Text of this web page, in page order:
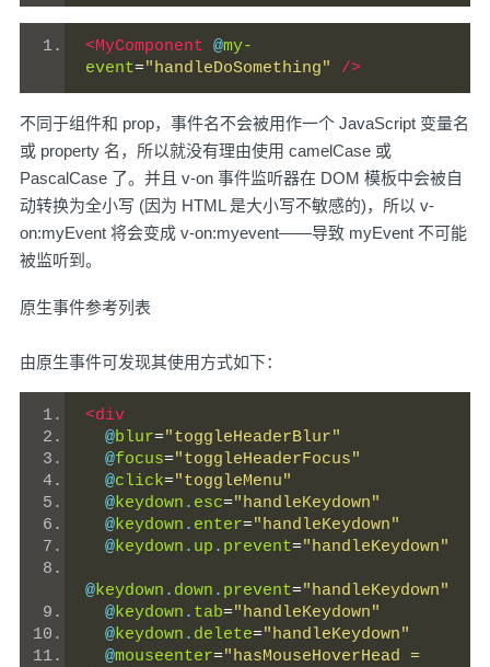
<MyComponent @my-
event="handleDoSomething" />
不同于组件和 prop，事件名不会被用作一个 JavaScript 变量名
或 property 名，所以就没有理由使用 camelCase 或
PascalCase 了。并且 v-on 事件监听器在 DOM 模板中会被自
动转换为全小写 (因为 HTML 是大小写不敏感的)，所以 v-
on:myEvent 将会变成 v-on:myevent——导致 myEvent 不可能
被监听到。
原生事件参考列表
由原生事件可发现其使用方式如下：
<div
  @
blur="toggleHeaderBlur"
  @
focus="toggleHeaderFocus"
  @
click="toggleMenu"
  @
keydown . esc="handleKeydown"
  @
keydown . enter="handleKeydown"
  @
keydown . up . prevent="handleKeydown"
@keydown . down . prevent="handleKeydown"
  @
keydown . tab="handleKeydown"
  @
keydown . delete="handleKeydown"
  @
mouseenter="hasMouseHoverHead =